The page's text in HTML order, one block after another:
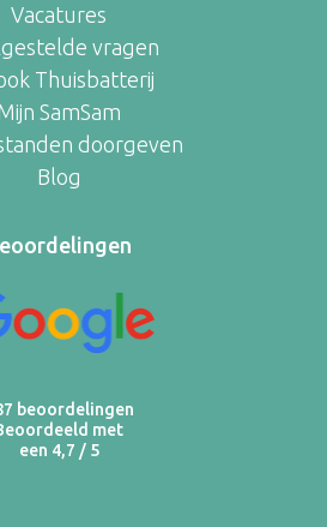
Vacatures
vragen
Thuisbatterij
SamSam
doorgeven
Blog
beoordelingen
met
een 4,7 / 5